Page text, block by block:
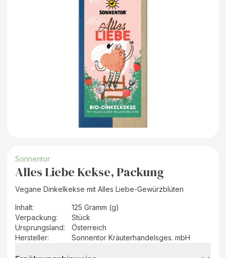
Sonnentor
Alles Liebe Kekse, Packung
Vegane Dinkelkekse mit Alles Liebe-Gewürzblüten
Inhalt:
125 Gramm (g)
Verpackung:
Stück
Ursprungsland:
Österreich
Hersteller: Sonnentor Kräuterhandelsges. mbH